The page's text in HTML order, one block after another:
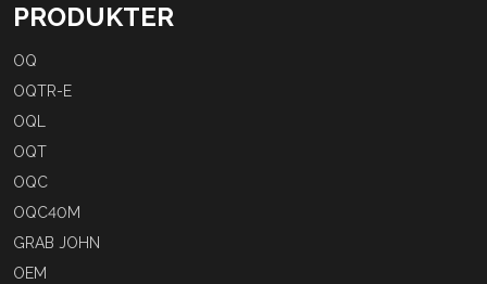
PRODUKTER
OQ
OQTR-E
OQL
OQT
OQC
OQC40M
GRAB JOHN
OEM